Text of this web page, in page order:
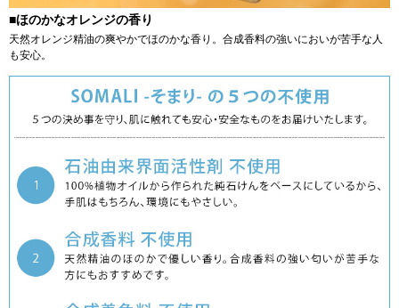
■ほのかなオレンジの香り
天然オレンジ精油の爽やかでほのかな香り。合成香料の強いにおいが苦手な人
も安心。